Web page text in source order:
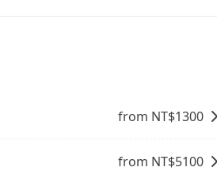
或者前一趟車嚴重耽誤，tripool會盡
from NT$1300
from NT$5100